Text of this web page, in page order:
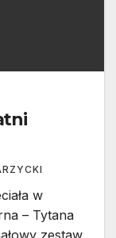
w
– Tytana